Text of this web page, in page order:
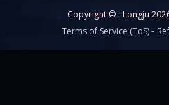
Copyright © i-Longju
Terms of Service (ToS) -